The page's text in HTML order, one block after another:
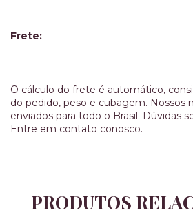
Frete:
O cálculo do frete é automático,
do pedido, peso e cubagem. Nossos
enviados para todo o Brasil. Dúvidas
Entre em contato conosco.
PRODUTOS